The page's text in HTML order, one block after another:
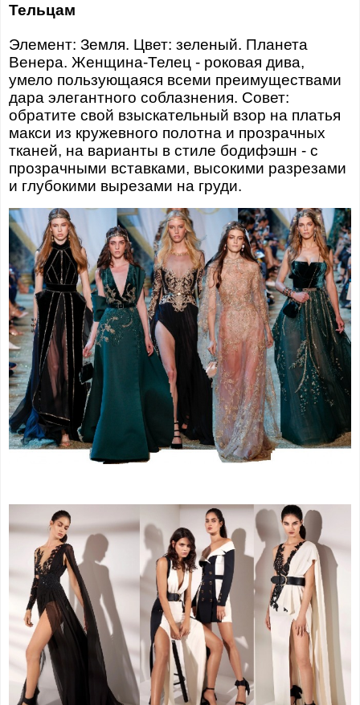
Тельцам
Элемент: Земля. Цвет: зеленый. Планета
Венера. Женщина-Телец - роковая дива,
умело пользующаяся всеми преимуществами
дара элегантного соблазнения. Совет:
обратите свой взыскательный взор на платья
макси из кружевного полотна и прозрачных
тканей, на варианты в стиле бодифэшн - с
прозрачными вставками, высокими разрезами
и глубокими вырезами на груди.